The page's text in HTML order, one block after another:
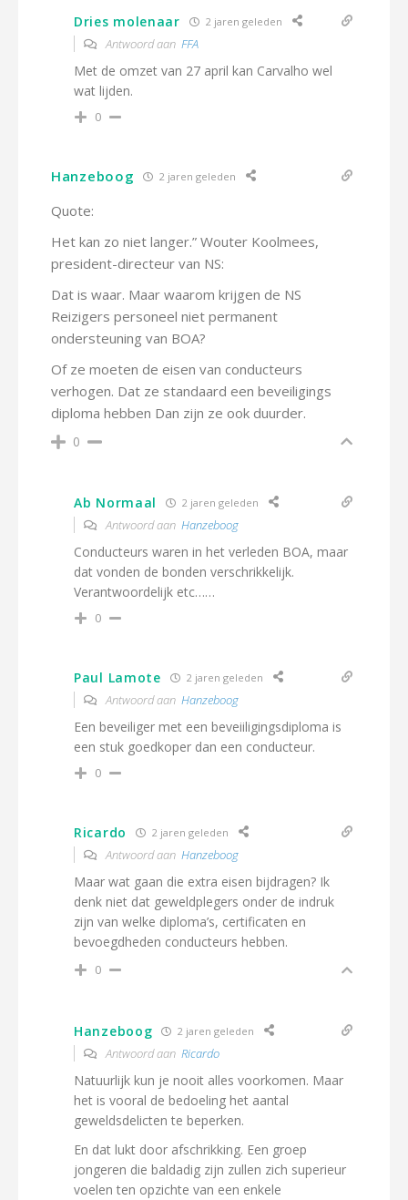
Dries molenaar 2 jaren geleden
Antwoord aan FFA
Met de omzet van 27 april kan Carvalho wel
wat lijden.
0
Hanzeboog 2 jaren geleden
Quote:
Het kan zo niet langer.” Wouter Koolmees,
president-directeur van NS:
Dat is waar. Maar waarom krijgen de NS
Reizigers personeel niet permanent
ondersteuning van BOA?
Of ze moeten de eisen van conducteurs
verhogen. Dat ze standaard een beveiligings
diploma hebben Dan zijn ze ook duurder.
0
Ab Normaal 2 jaren geleden
Antwoord aan Hanzeboog
Conducteurs waren in het verleden BOA, maar
dat vonden de bonden verschrikkelijk.
Verantwoordelijk etc……
0
Paul Lamote 2 jaren geleden
Antwoord aan Hanzeboog
Een beveiliger met een beveiiligingsdiploma is
een stuk goedkoper dan een conducteur.
0
Ricardo 2 jaren geleden
Antwoord aan Hanzeboog
Maar wat gaan die extra eisen bijdragen? Ik
denk niet dat geweldplegers onder de indruk
zijn van welke diploma’s, certificaten en
bevoegdheden conducteurs hebben.
0
Hanzeboog 2 jaren geleden
Antwoord aan Ricardo
Natuurlijk kun je nooit alles voorkomen. Maar
het is vooral de bedoeling het aantal
geweldsdelicten te beperken.
En dat lukt door afschrikking. Een groep
jongeren die baldadig zijn zullen zich superieur
voelen ten opzichte van een enkele